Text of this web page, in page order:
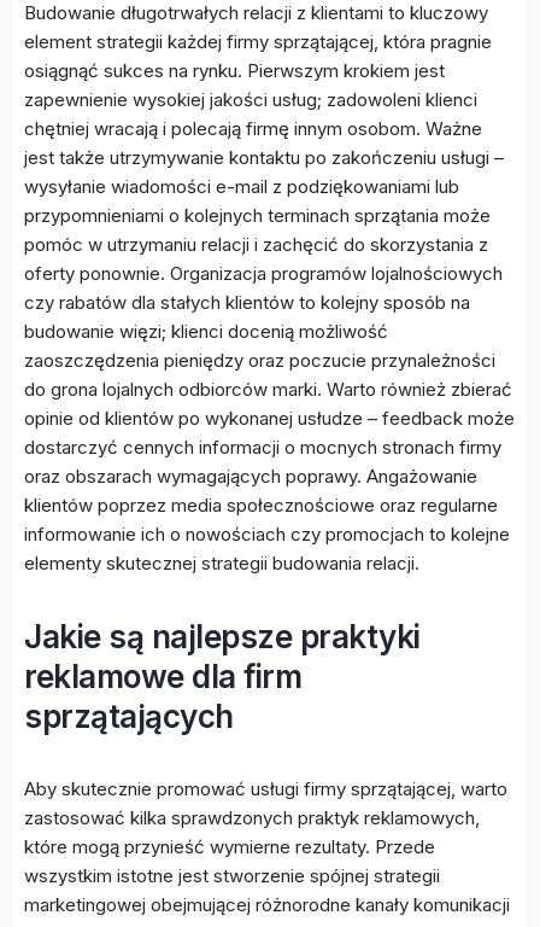
Budowanie długotrwałych relacji z klientami to kluczowy
element strategii każdej firmy sprzątającej, która pragnie
osiągnąć sukces na rynku. Pierwszym krokiem jest
zapewnienie wysokiej jakości usług; zadowoleni klienci
chętniej wracają i polecają firmę innym osobom. Ważne
jest także utrzymywanie kontaktu po zakończeniu usługi –
wysyłanie wiadomości e-mail z podziękowaniami lub
przypomnieniami o kolejnych terminach sprzątania może
pomóc w utrzymaniu relacji i zachęcić do skorzystania z
oferty ponownie. Organizacja programów lojalnościowych
czy rabatów dla stałych klientów to kolejny sposób na
budowanie więzi; klienci docenią możliwość
zaoszczędzenia pieniędzy oraz poczucie przynależności
do grona lojalnych odbiorców marki. Warto również zbierać
opinie od klientów po wykonanej usłudze – feedback może
dostarczyć cennych informacji o mocnych stronach firmy
oraz obszarach wymagających poprawy. Angażowanie
klientów poprzez media społecznościowe oraz regularne
informowanie ich o nowościach czy promocjach to kolejne
elementy skutecznej strategii budowania relacji.
Jakie są najlepsze praktyki
reklamowe dla firm
sprzątających
Aby skutecznie promować usługi firmy sprzątającej, warto
zastosować kilka sprawdzonych praktyk reklamowych,
które mogą przynieść wymierne rezultaty. Przede
wszystkim istotne jest stworzenie spójnej strategii
marketingowej obejmującej różnorodne kanały komunikacji